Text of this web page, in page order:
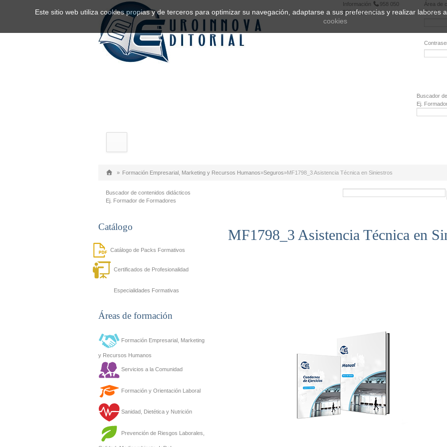
Información
958 050
222 Registrarse
Área de
Email:
Buscador
Ej.
» Formación Empresarial, Marketing y Recursos Humanos»Seguros»MF1798_3 Asistencia Técnica en Siniestros
Buscador de contenidos didácticos
Ej. Formador de Formadores
Catálogo
Catálogo de Packs Formativos
Certificados de Profesionalidad
Especialidades Formativas
Áreas de formación
Formación Empresarial, Marketing
y Recursos Humanos
Servicios a la Comunidad
Formación y Orientación Laboral
Sanidad, Dietética y Nutrición
Prevención de Riesgos Laborales,
MF1798_3 Asistencia Técnica en
Este sitio web utiliza cookies propias y de terceros para optimizar su navegación, adaptarse a sus preferencias y realizar labores
cookies